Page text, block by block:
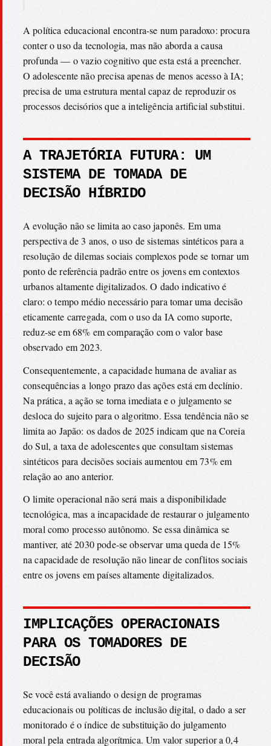
A política educacional encontra-se num paradoxo: procura
conter o uso da tecnologia, mas não aborda a causa
profunda — o vazio cognitivo que esta está a preencher.
O adolescente não precisa apenas de menos acesso à IA;
precisa de uma estrutura mental capaz de reproduzir os
processos decisórios que a inteligência artificial substitui.
A TRAJETÓRIA FUTURA: UM
SISTEMA DE TOMADA DE
DECISÃO HÍBRIDO
A evolução não se limita ao caso japonês. Em uma
perspectiva de 3 anos, o uso de sistemas sintéticos para a
resolução de dilemas sociais complexos pode se tornar um
ponto de referência padrão entre os jovens em contextos
urbanos altamente digitalizados. O dado indicativo é
claro: o tempo médio necessário para tomar uma decisão
eticamente carregada, com o uso da IA como suporte,
reduz-se em 68% em comparação com o valor base
observado em 2023.
Consequentemente, a capacidade humana de avaliar as
consequências a longo prazo das ações está em declínio.
Na prática, a ação se torna imediata e o julgamento se
desloca do sujeito para o algoritmo. Essa tendência não se
limita ao Japão: os dados de 2025 indicam que na Coreia
do Sul, a taxa de adolescentes que consultam sistemas
sintéticos para decisões sociais aumentou em 73% em
relação ao ano anterior.
O limite operacional não será mais a disponibilidade
tecnológica, mas a incapacidade de restaurar o julgamento
moral como processo autônomo. Se essa dinâmica se
mantiver, até 2030 pode-se observar uma queda de 15%
na capacidade de resolução não linear de conflitos sociais
entre os jovens em países altamente digitalizados.
IMPLICAÇÕES OPERACIONAIS
PARA OS TOMADORES DE
DECISÃO
Se você está avaliando o design de programas
educacionais ou políticas de inclusão digital, o dado a ser
monitorado é o índice de substituição do julgamento
moral pela entrada algorítmica. Um valor superior a 0,4